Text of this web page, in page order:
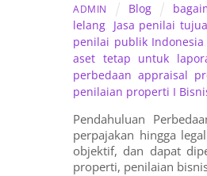
ADMIN Blog
lelang
Jasa penilai
penilai publik Indonesia
aset tetap untuk
perbedaan appraisal
penilaian properti I
Pendahuluan
perpajakan hingga
objektif, dan dapat
properti, penilaian